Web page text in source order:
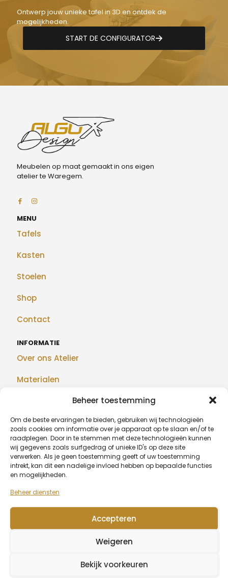
Beheer toestemming
Om de beste ervaringen te bieden, gebruiken wij technologieën
zoals cookies om informatie over je apparaat op te slaan en/of te
raadplegen. Door in te stemmen met deze technologieën kunnen
wij gegevens zoals surfgedrag of unieke ID's op deze site
verwerken. Als je geen toestemming geeft of uw toestemming
intrekt, kan dit een nadelige invloed hebben op bepaalde functies
en mogelijkheden.
Beheer diensten
Accepteren
Weigeren
Bekijk voorkeuren
Ontwerp jouw unieke tafel in 3D en ontdek de
mogelijkheden.
START DE CONFIGURATOR
Meubelen op maat gemaakt in ons eigen
atelier te Waregem.
MENU
Tafels
Kasten
Stoelen
Shop
Contact
INFORMATIE
Over ons Atelier
Materialen
Realisaties
Blog
© 2026 Algu Design - BE1007.377.068
Wagenaarstraat 39, 8791 Beveren-Leie (Waregem) -
Algemene voorwaarden